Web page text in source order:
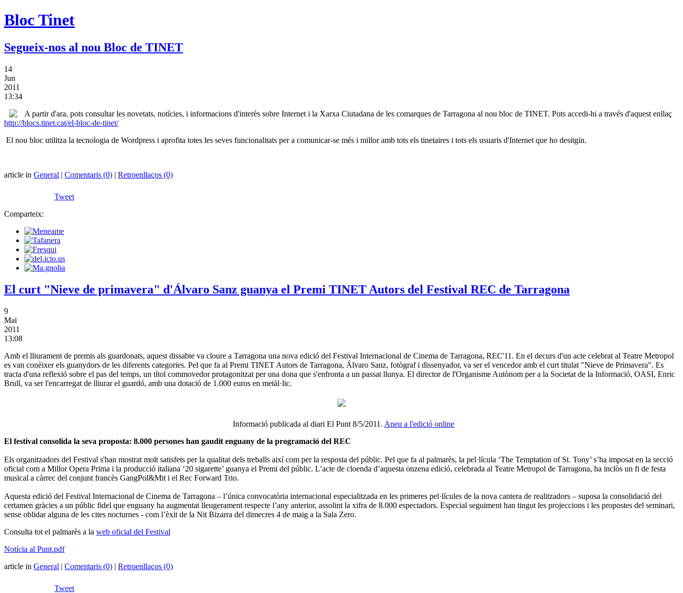
Bloc Tinet
Segueix-nos al nou Bloc de TINET
14
Jun
2011
13:34
A partir d'ara, pots consultar les novetats, notícies, i informacions d'interès sobre Internet i la Xarxa Ciutadana de les comarques de Tarragona al nou bloc de TINET. Pots accedi-hi a través d'aquest enllaç
http://blocs.tinet.cat/el-bloc-de-tinet/
El nou bloc utilitza la tecnologia de Wordpress i aprofita totes les seves funcionalitats per a comunicar-se més i millor amb tots els tinetaires i tots els usuaris d'Internet que ho desitgin.
article in General | Comentaris (0) | Retroenllaços (0)
Tweet
Comparteix:
El curt "Nieve de primavera" d'Álvaro Sanz guanya el Premi TINET Autors del Festival REC de Tarragona
9
Mai
2011
13:08
Amb el lliurament de premis als guardonats, aquest dissabte va cloure a Tarragona una nova edició del Festival Internacional de Cinema de Tarragona, REC'11. En el decurs d'un acte celebrat al Teatre Metropol
es van conèixer els guanydors de les diferents categories. Pel que fa al Premi TINET Autors de Tarragona, Álvaro Sanz, fotògraf i dissenyador, va ser el vencedor amb el curt titulat "Nieve de Primavera". Es
tracta d'una reflexió sobre el pas del temps, un títol commovedor protagonitzat per una dona que s'enfronta a un passat llunya. El director de l'Organisme Autònom per a la Societat de la Informació, OASI, Enric
Brull, va ser l'encarregat de lliurar el guardó, amb una dotació de 1.000 euros en metàl·lic.
Informació publicada al diari El Punt 8/5/2011. Aneu a l'edició online
El festival consolida la seva proposta: 8.000 persones han gaudit enguany de la programació del REC
Els organitzadors del Festival s'han mostrat molt satisfets per la qualitat dels treballs així com per la resposta del públic. Pel que fa al palmarès, la pel·lícula ‘The Temptation of St. Tony’ s’ha imposat en la secció
oficial com a Millor Opera Prima i la producció italiana ‘20 sigarette’ guanya el Premi del públic. L’acte de cloenda d’aquesta onzena edició, celebrada al Teatre Metropol de Tarragona, ha inclòs un fi de festa
musical a càrrec del conjunt francès GangPol&Mit i el Rec Forward Trio.
Aquesta edició del Festival Internacional de Cinema de Tarragona – l’única convocatòria internacional especialitzada en les primeres pel·lícules de la nova cantera de realitzadors – suposa la consolidació del
certamen gràcies a un públic fidel que enguany ha augmentat lleugerament respecte l’any anterior, assolint la xifra de 8.000 espectadors. Especial seguiment han tingut les projeccions i les propostes del seminari,
sense oblidar alguna de les cites nocturnes - com l’èxit de la Nit Bizarra del dimecres 4 de maig a la Sala Zero.
Consulta tot el palmarès a la web oficial del Festival
Notícia al Punt.pdf
article in General | Comentaris (0) | Retroenllaços (0)
Tweet